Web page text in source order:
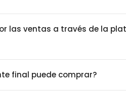
las ventas a través de la
final puede comprar?